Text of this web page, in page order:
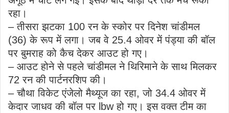
रहा।
– तीसरा झटका 100 रन के स्कोर पर दिनेश चांडीमल
(36) के रूप में लगा। जब वे 25.4 ओवर में पंड्या की बॉल
पर बुमराह को कैच देकर आउट हो गए।
– आउट होने से पहले चांडीमल ने थिरिमाने के साथ मिलकर
72 रन की पार्टनरशिप की।
– चौथा विकेट एंजेलो मैथ्यूज का रहा, जो 34.4 ओवर में
केदार जाधव की बॉल पर lbw हो गए। इस वक्त टीम का